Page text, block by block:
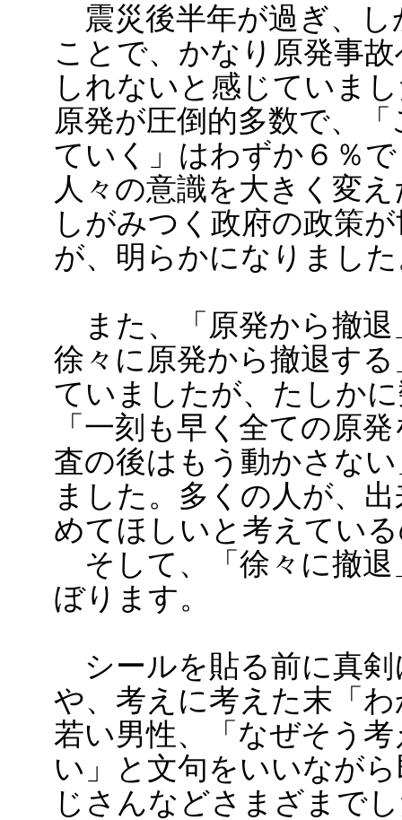
震災後半年が過ぎ、し
ことで、かなり原発事
しれないと感じていま
原発が圧倒的多数で、
ていく」はわずか６％
人々の意識を大きく変
しがみつく政府の政策
が、明らかになりまし
また、「原発から撤退
徐々に原発から撤退す
ていましたが、たしか
「一刻も早く全ての原
査の後はもう動かさな
ました。多くの人が、
めてほしいと考えてい
そして、「徐々に撤退
ぼります。
シールを貼る前に真剣
や、考えに考えた末「
若い男性、「なぜそう
い」と文句をいいなが
じさんなどさまざまで